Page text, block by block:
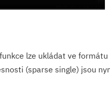
lze ukládat ve
(sparse single) jsou